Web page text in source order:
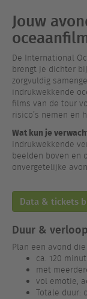
Jouw
De International
brengt je dichter
zorgvuldig
indrukwekkende
films van de tour
risico’s nemen en
Wat kun je
indrukwekkende
beelden boven en
onvergetelijke
Data & tickets
Duur &
Plan een avond
ca. 120
met
vol emotie,
Totale duur: